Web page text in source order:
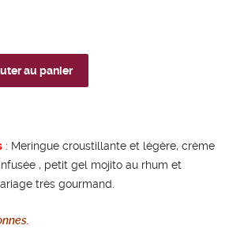
au panier
: Meringue croustillante et légère, crème
, petit gel mojito au rhum et
très gourmand.